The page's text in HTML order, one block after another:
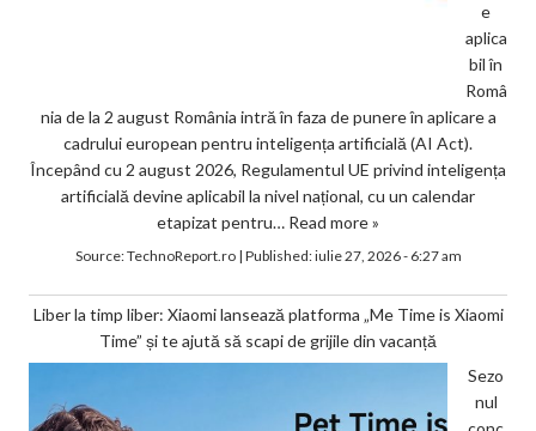
e
aplica
bil în
Româ
nia de la 2 august România intră în faza de punere în aplicare a
cadrului european pentru inteligența artificială (AI Act).
Începând cu 2 august 2026, Regulamentul UE privind inteligența
artificială devine aplicabil la nivel național, cu un calendar
etapizat pentru… Read more »
Source:TechnoReport.ro| Published:iulie 27, 2026 - 6:27 am
Liber la timp liber: Xiaomi lansează platforma „Me Time is Xiaomi
Time” și te ajută să scapi de grijile din vacanță
Sezo
nul